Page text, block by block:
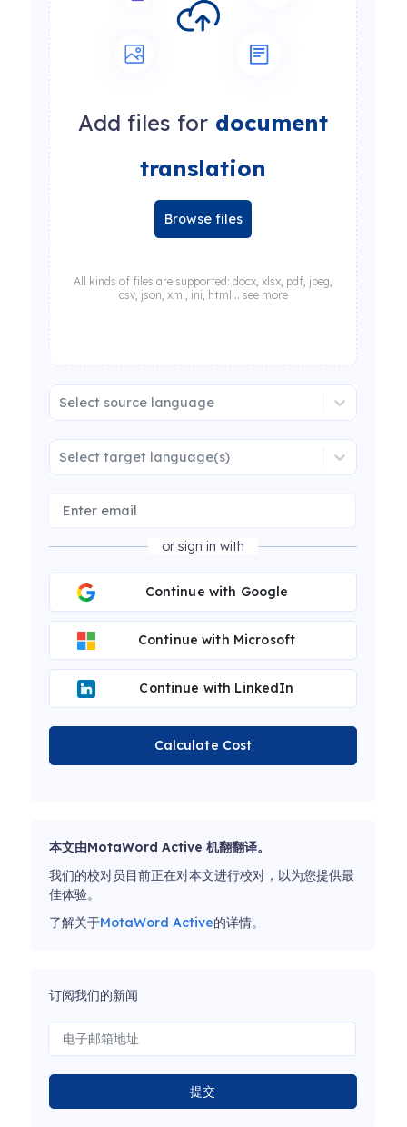
Add files for document
translation
Browse files
All kinds of files are supported: docx, xlsx, pdf, jpeg,
csv, json, xml, ini, html... see more
Select source language
Select target language(s)
or sign in with
Continue with Google
Continue with Microsoft
Continue with LinkedIn
Calculate Cost
本文由MotaWord Active 机翻翻译。
我们的校对员目前正在对本文进行校对，以为您提供最
佳体验。
了解关于MotaWord Active的详情。
订阅我们的新闻
提交